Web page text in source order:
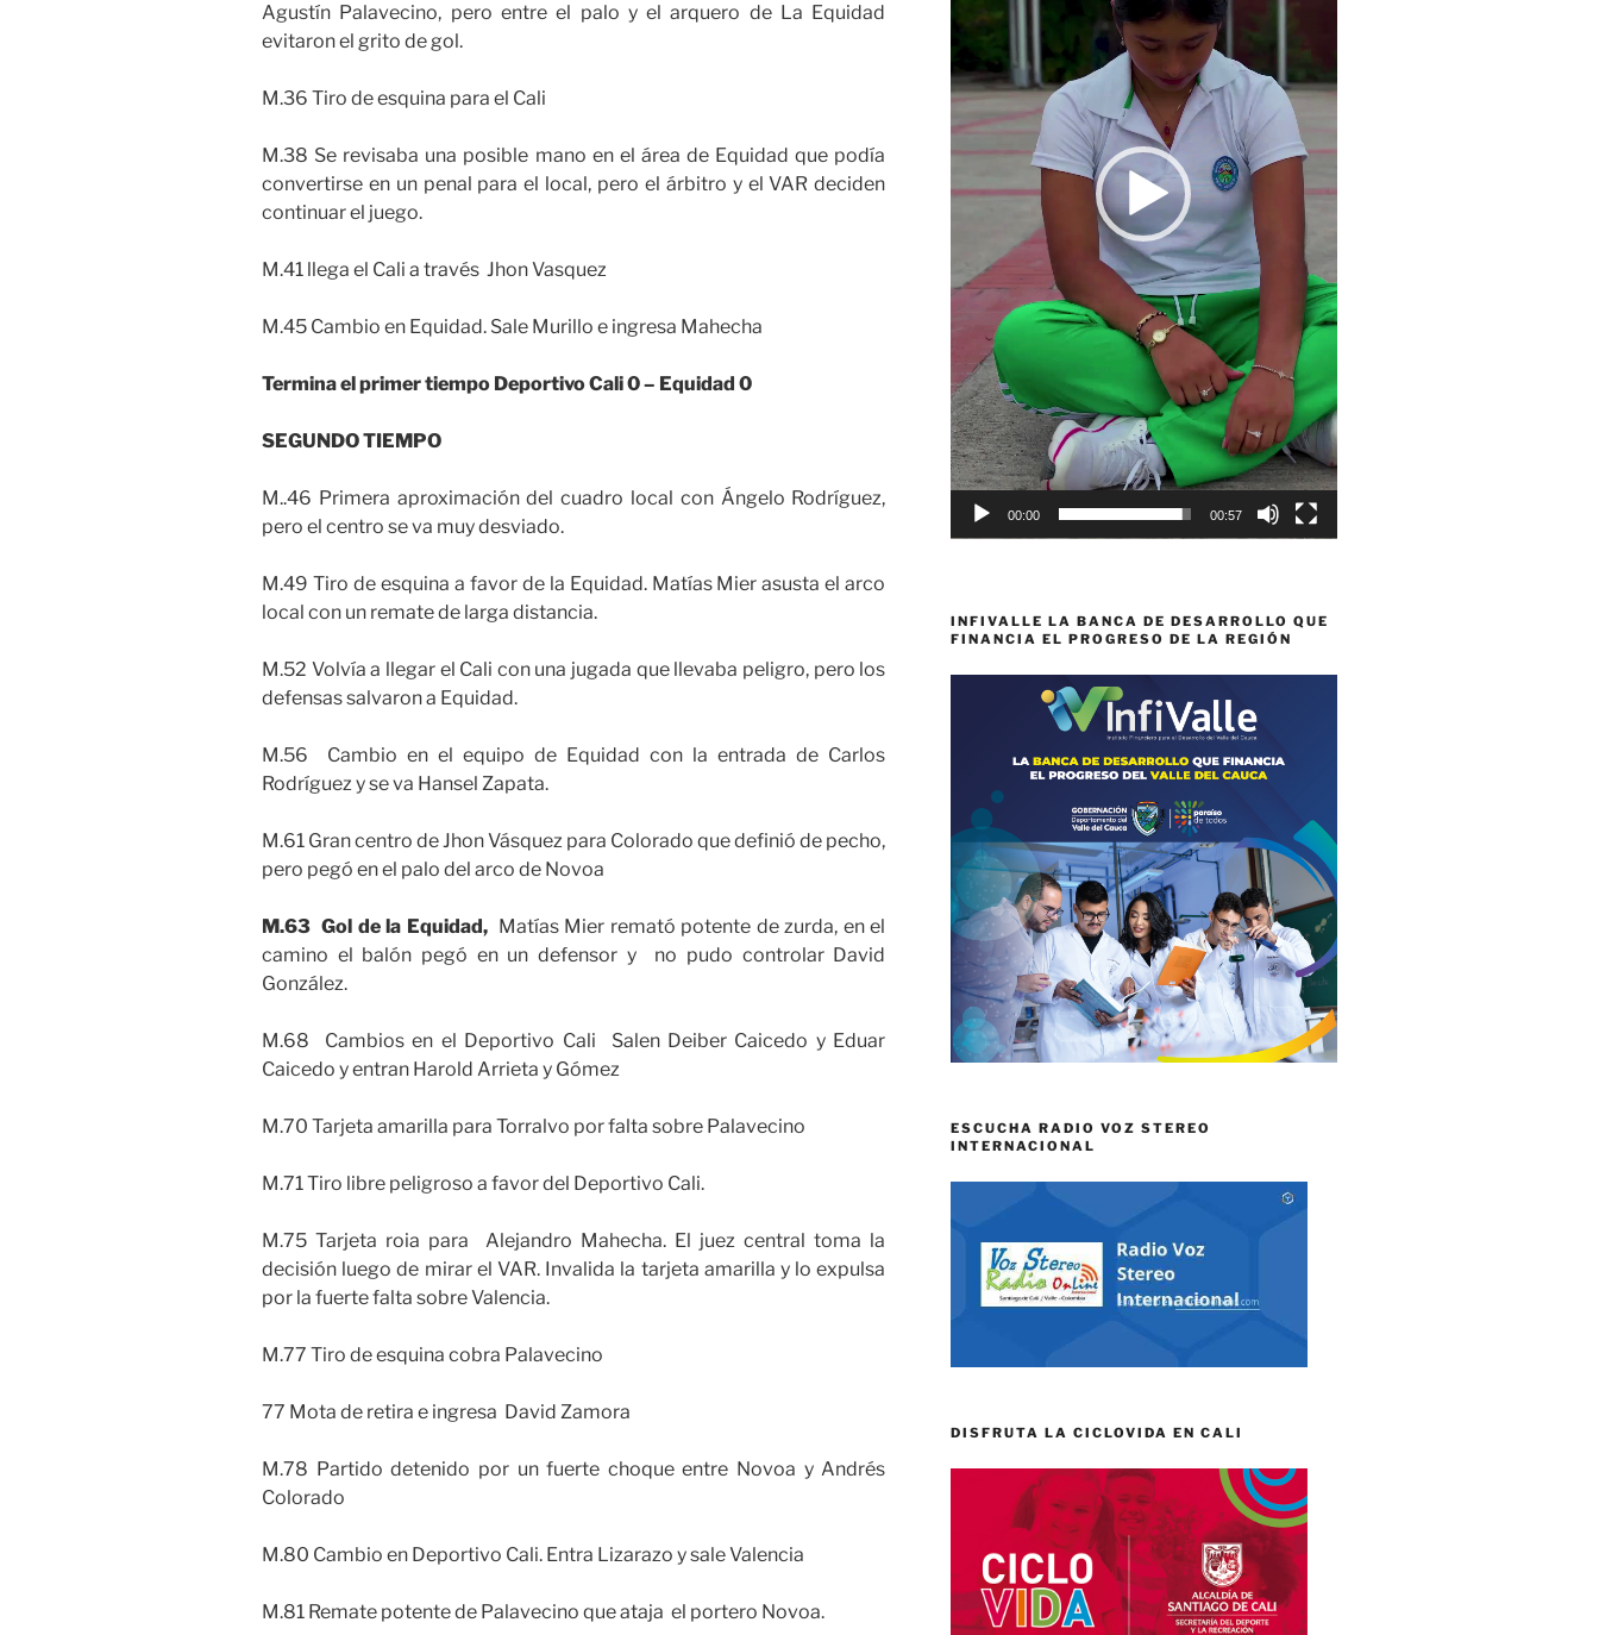
Agustín Palavecino, pero entre el palo y el arquero de La Equidad
evitaron el grito de gol.
M.36 Tiro de esquina para el Cali
M.38 Se revisaba una posible mano en el área de Equidad que podía
convertirse en un penal para el local, pero el árbitro y el VAR deciden
continuar el juego.
M.41 llega el Cali a través Jhon Vasquez
M.45 Cambio en Equidad. Sale Murillo e ingresa Mahecha
Termina el primer tiempo Deportivo Cali 0 – Equidad 0
SEGUNDO TIEMPO
M..46 Primera aproximación del cuadro local con Ángelo Rodríguez,
pero el centro se va muy desviado.
M.49 Tiro de esquina a favor de la Equidad. Matías Mier asusta el arco
local con un remate de larga distancia.
M.52 Volvía a llegar el Cali con una jugada que llevaba peligro, pero los
defensas salvaron a Equidad.
M.56 Cambio en el equipo de Equidad con la entrada de Carlos
Rodríguez y se va Hansel Zapata.
M.61 Gran centro de Jhon Vásquez para Colorado que definió de pecho,
pero pegó en el palo del arco de Novoa
M.63 Gol de la Equidad, Matías Mier remató potente de zurda, en el
camino el balón pegó en un defensor y no pudo controlar David
González.
M.68 Cambios en el Deportivo Cali Salen Deiber Caicedo y Eduar
Caicedo y entran Harold Arrieta y Gómez
M.70 Tarjeta amarilla para Torralvo por falta sobre Palavecino
M.71 Tiro libre peligroso a favor del Deportivo Cali.
M.75 Tarjeta roia para Alejandro Mahecha. El juez central toma la
decisión luego de mirar el VAR. Invalida la tarjeta amarilla y lo expulsa
por la fuerte falta sobre Valencia.
M.77 Tiro de esquina cobra Palavecino
77 Mota de retira e ingresa David Zamora
M.78 Partido detenido por un fuerte choque entre Novoa y Andrés
Colorado
M.80 Cambio en Deportivo Cali. Entra Lizarazo y sale Valencia
M.81 Remate potente de Palavecino que ataja el portero Novoa.
00:00 00:57
INFIVALLE LA BANCA DE DESARROLLO QUE
FINANCIA EL PROGRESO DE LA REGIÓN
ESCUCHA RADIO VOZ STEREO
INTERNACIONAL
DISFRUTA LA CICLOVIDA EN CALI